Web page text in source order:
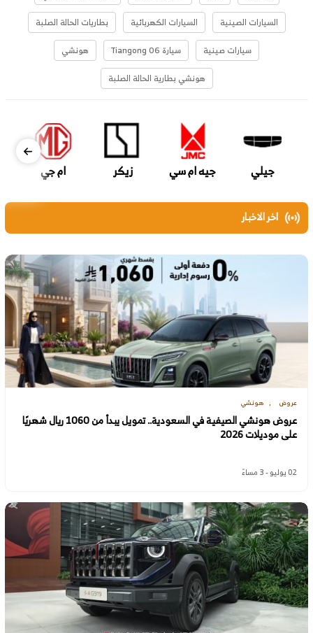
السيارات الصينية
السيارات الكهربائية
بطاريات الحالة الصلبة
سيارات صينية
سيارة Tiangong 06
هونشي
هونشي بطارية الحالة الصلبة
جيلي جيه ام سي زيكر ام جي
اخر الاخبار
عروض هونشي
عروض هونشي الصيفية في السعودية.. تمويل يبدأ من 1060 ريال شهريًا
على موديلات 2026
02 يوليو - 3 مساءً